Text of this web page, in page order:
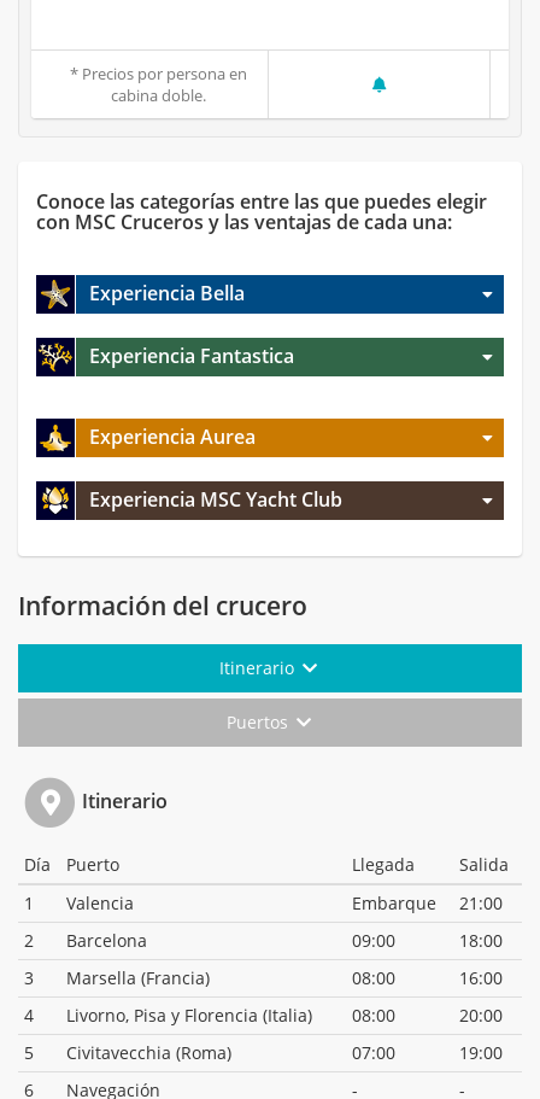
* Precios por persona en
cabina doble.
Conoce las categorías entre las que puedes elegir
con MSC Cruceros y las ventajas de cada una:
Experiencia Bella
Experiencia Fantastica
Experiencia Aurea
Experiencia MSC Yacht Club
Información del crucero
Itinerario
Puertos
Itinerario
Día Puerto Llegada
Salida
1
Valencia Embarque
21:00
2
Barcelona 09:00
18:00
3
Marsella (Francia) 08:00
16:00
4
Livorno, Pisa y Florencia (Italia) 08:00
20:00
5
Civitavecchia (Roma) 07:00
19:00
6
Navegación - -